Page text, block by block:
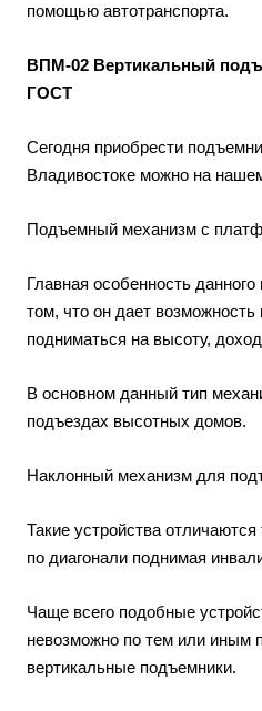
помощью автотранспорта.
ВПМ-02 Вертикальный
ГОСТ
Сегодня приобрести
Владивостоке можно на
Подъемный механизм с
Главная особенность
том, что он дает возможность
подниматься на высоту,
В основном данный тип
подъездах высотных домов.
Наклонный механизм для
Такие устройства
по диагонали поднимая
Чаще всего подобные
невозможно по тем или иным
вертикальные подъемники.